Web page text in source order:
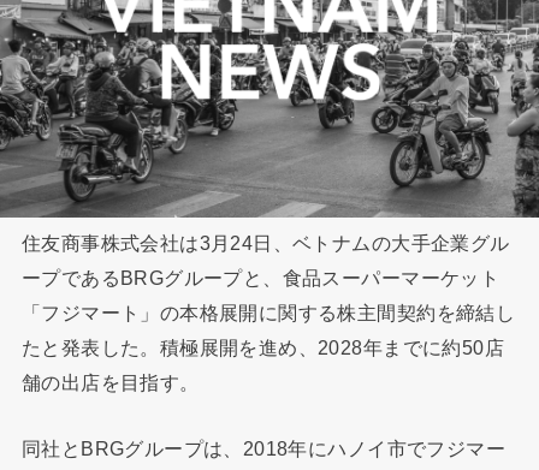
住友商事株式会社は3月24日、ベトナムの大手企業グル
ープであるBRGグループと、食品スーパーマーケット
「フジマート」の本格展開に関する株主間契約を締結し
たと発表した。積極展開を進め、2028年までに約50店
舗の出店を目指す。
同社とBRGグループは、2018年にハノイ市でフジマー